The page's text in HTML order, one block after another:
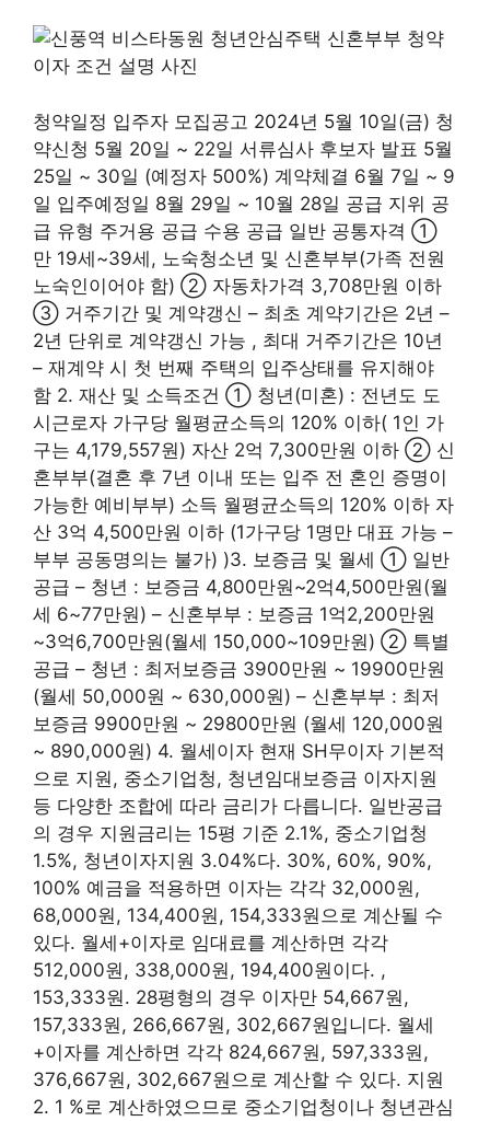
청약일정 입주자 모집공고 2024년 5월 10일(금) 청
약신청 5월 20일 ~ 22일 서류심사 후보자 발표 5월
25일 ~ 30일 (예정자 500%) 계약체결 6월 7일 ~ 9
일 입주예정일 8월 29일 ~ 10월 28일 공급 지위 공
급 유형 주거용 공급 수용 공급 일반 공통자격 ①
만 19세~39세, 노숙청소년 및 신혼부부(가족 전원
노숙인이어야 함) ② 자동차가격 3,708만원 이하
③ 거주기간 및 계약갱신 – 최초 계약기간은 2년 –
2년 단위로 계약갱신 가능 , 최대 거주기간은 10년
– 재계약 시 첫 번째 주택의 입주상태를 유지해야
함 2. 재산 및 소득조건 ① 청년(미혼) : 전년도 도
시근로자 가구당 월평균소득의 120% 이하( 1인 가
구는 4,179,557원) 자산 2억 7,300만원 이하 ② 신
혼부부(결혼 후 7년 이내 또는 입주 전 혼인 증명이
가능한 예비부부) 소득 월평균소득의 120% 이하 자
산 3억 4,500만원 이하 (1가구당 1명만 대표 가능 –
부부 공동명의는 불가) )3. 보증금 및 월세 ① 일반
공급 – 청년 : 보증금 4,800만원~2억4,500만원(월
세 6~77만원) – 신혼부부 : 보증금 1억2,200만원
~3억6,700만원(월세 150,000~109만원) ② 특별
공급 – 청년 : 최저보증금 3900만원 ~ 19900만원
(월세 50,000원 ​​~ 630,000원) – 신혼부부 : 최저
보증금 9900만원 ~ 29800만원 (월세 120,000원 ​​
~ 890,000원) 4. 월세이자 현재 SH무이자 기본적
으로 지원, 중소기업청, 청년임대보증금 이자지원
등 다양한 조합에 따라 금리가 다릅니다. 일반공급
의 경우 지원금리는 15평 기준 2.1%, 중소기업청
1.5%, 청년이자지원 3.04%다. 30%, 60%, 90%,
100% 예금을 적용하면 이자는 각각 32,000원,
68,000원, 134,400원, 154,333원으로 계산될 수
있다. 월세+이자로 임대료를 계산하면 각각
512,000원, 338,000원, 194,400원이다. ,
153,333원. 28평형의 경우 이자만 54,667원,
157,333원, 266,667원, 302,667원입니다. 월세
+이자를 계산하면 각각 824,667원, 597,333원,
376,667원, 302,667원으로 계산할 수 있다. 지원
2. 1 %로 계산하였으므로 중소기업청이나 청년관심